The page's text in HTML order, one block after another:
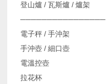
登山爐 / 瓦斯爐 / 爐架
────────────────
電子秤 / 手沖架
手沖壺 / 細口壺
電溫控壺
拉花杯